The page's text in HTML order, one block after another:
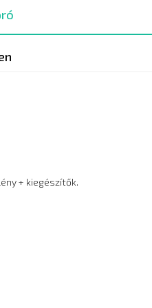
+ kiegészítők.